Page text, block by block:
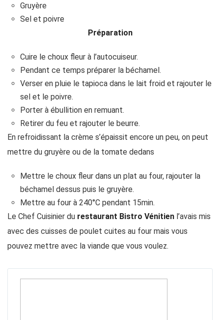
Gruyère
Sel et poivre
Préparation
Cuire le choux fleur à l’autocuiseur.
Pendant ce temps préparer la béchamel.
Verser en pluie le tapioca dans le lait froid et rajouter le
sel et le poivre.
Porter à ébullition en remuant.
Retirer du feu et rajouter le beurre.
En refroidissant la crème s’épaissit encore un peu, on peut
mettre du gruyère ou de la tomate dedans
Mettre le choux fleur dans un plat au four, rajouter la
béchamel dessus puis le gruyère.
Mettre au four à 240°C pendant 15min.
Le Chef Cuisinier du restaurant Bistro Vénitien l’avais mis
avec des cuisses de poulet cuites au four mais vous
pouvez mettre avec la viande que vous voulez.